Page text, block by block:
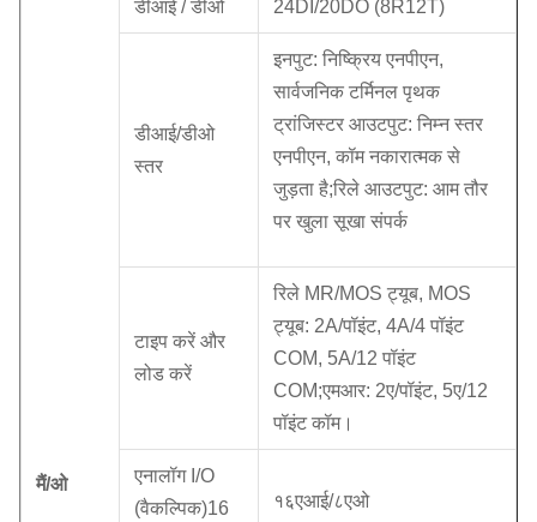
मैं/ओ
डीआई / डीओ 24DI/20DO (8R12T)
डीआई/डीओ
स्तर
इनपुट: निष्क्रिय एनपीएन,
सार्वजनिक टर्मिनल पृथक
ट्रांजिस्टर आउटपुट: निम्न स्तर
एनपीएन, कॉम नकारात्मक से
जुड़ता है;रिले आउटपुट: आम तौर
पर खुला सूखा संपर्क
टाइप करें और
लोड करें
रिले MR/MOS ट्यूब, MOS
ट्यूब: 2A/पॉइंट, 4A/4 पॉइंट
COM, 5A/12 पॉइंट
COM;एमआर: 2ए/पॉइंट, 5ए/12
पॉइंट कॉम।
एनालॉग I/O
(वैकल्पिक)16
१६एआई/८एओ